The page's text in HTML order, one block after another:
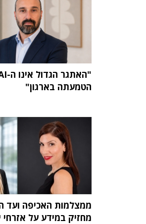
הטמעתה בארגון"
ממצלמות האכיפה ועד
מחזיק במידע על